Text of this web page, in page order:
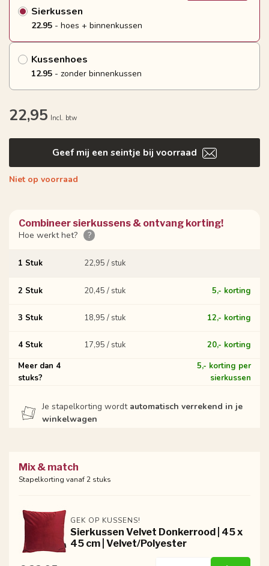
Sierkussen
22.95 - hoes + binnenkussen
Kussenhoes
12.95 - zonder binnenkussen
22,95 Incl. btw
Geef mij een seintje bij voorraad
Niet op voorraad
Combineer sierkussens & ontvang korting!
Hoe werkt het?
?
1 Stuk 22,95 / stuk
2 Stuk 20,45 / stuk 5,- korting
3 Stuk 18,95 / stuk 12,- korting
4 Stuk 17,95 / stuk
20,- korting
Meer dan 4
stuks?
5,- korting per
sierkussen
Je stapelkorting wordt automatisch verrekend in je
winkelwagen
Mix & match
Stapelkorting vanaf 2 stuks
GEK OP KUSSENS!
Sierkussen Velvet Donkerrood | 45 x
45 cm | Velvet/Polyester